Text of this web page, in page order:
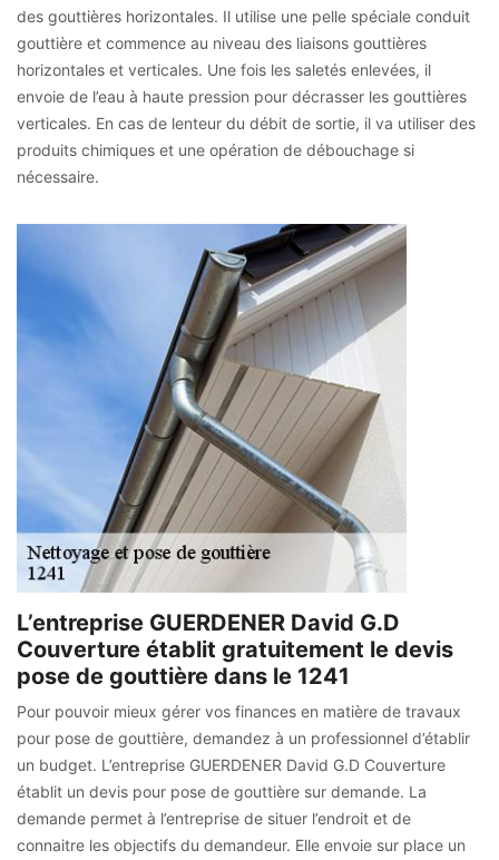
des gouttières horizontales. Il utilise une pelle spéciale conduit
gouttière et commence au niveau des liaisons gouttières
horizontales et verticales. Une fois les saletés enlevées, il
envoie de l’eau à haute pression pour décrasser les gouttières
verticales. En cas de lenteur du débit de sortie, il va utiliser des
produits chimiques et une opération de débouchage si
nécessaire.
L’entreprise GUERDENER David G.D
Couverture établit gratuitement le devis
pose de gouttière dans le 1241
Pour pouvoir mieux gérer vos finances en matière de travaux
pour pose de gouttière, demandez à un professionnel d’établir
un budget. L’entreprise GUERDENER David G.D Couverture
établit un devis pour pose de gouttière sur demande. La
demande permet à l’entreprise de situer l’endroit et de
connaitre les objectifs du demandeur. Elle envoie sur place un